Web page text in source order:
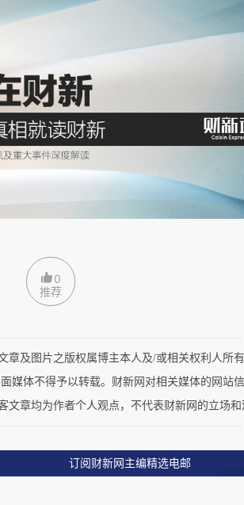
雅”。优雅成为伴随秦怡终生的鲜明
，到万众目送她远行，优雅都始终与
无形但宝贵的资产，对于怀念她的人
承。
代，经历的人生，可谓风风雨雨，但
的优雅来自于她内在的强大，来自于
怡的婚姻与家庭生活，第一段婚姻
婚姻时丈夫酗酒患病，秦怡病床前
余年，对抗自己的肠癌五十余年……
念的不止是她塑造的角色与作品，还
0
推荐
及图片之版权属博主本人及/或相关权利人所
媒体不得予以转载。财新网对相关媒体的网站
章均为作者个人观点，不代表财新网的立场和
订阅财新网主编精选电邮